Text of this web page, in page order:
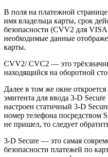
В поля на платежной
имя владельца карты, срок
безопасности (CVV2 для
необходимые данные
карты.
CVV2/ CVC2 — это
находящийся на оборотной
Далее в том же окне
эмитента для ввода 3-D
настроен статичный 3-D
номер телефона посредством
не пришел, то следует
3-D Secure — это самая
безопасности платежей по